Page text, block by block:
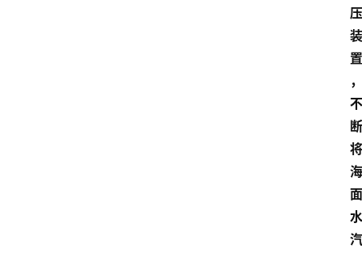
压
装
置
，
不
断
将
海
面
水
汽